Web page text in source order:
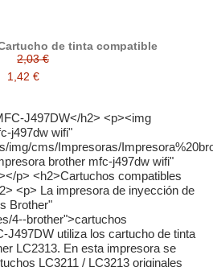
de tinta compatible
2,03 €
1,42 €
J497DW</h2> <p><img
j497dw wifi"
img/cms/Impresoras/
brother mfc-j497dw wifi"
p> <h2>Cartuchos compatibles
<p> La impresora de inyección de
Brother"
4--brother">cartuchos
J497DW utiliza los cartucho de tinta
LC2313. En esta impresora se
LC3211 / LC3213 originales